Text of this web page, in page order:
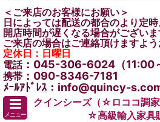
＜ご来店のお客様にお願い＞
日によっては配送の都合のより定時
開店時間が遅くなる場合がございま
ご来店の場合はご連絡頂けますよう
定休日：日曜日
電話：045-306-6024（11:00
携帯 ：090-8346-7181
ﾒｰﾙｱﾄﾞﾚｽ：info@quincy-
メニュー
クインシーズ（☆ロココ調
☆高級輸入家具